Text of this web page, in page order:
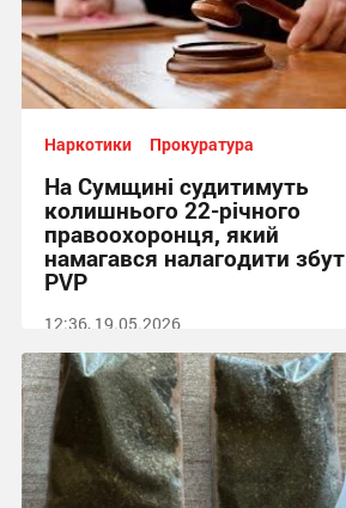
Наркотики Прокуратура
На Сумщині судитимуть
колишнього 22-річного
правоохоронця, який
намагався налагодити збут
PVP
12:36, 19.05.2026